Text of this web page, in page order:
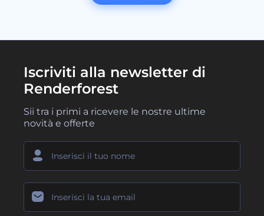
Iscriviti alla newsletter di
Renderforest
Sii tra i primi a ricevere le nostre ultime
novità e offerte